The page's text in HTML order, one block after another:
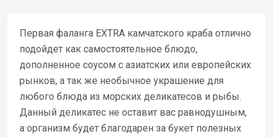
Первая фаланга EXTRA камчатского краба отлично
подойдет как самостоятельное блюдо,
дополненное соусом с азиатских или европейских
рынков, а так же необычное украшение для
любого блюда из морских деликатесов и рыбы.
Данный деликатес не оставит вас равнодушным,
а организм будет благодарен за букет полезных